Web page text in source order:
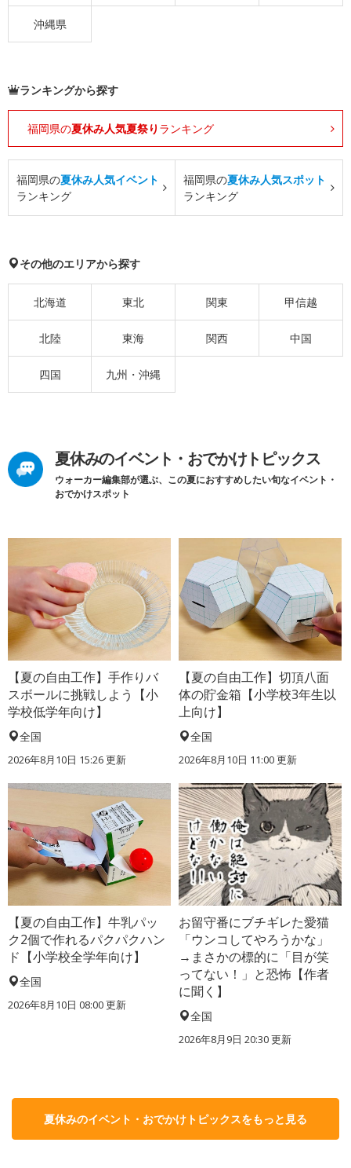
沖縄県
ランキングから探す
福岡県の夏休み人気夏祭り ランキング
福岡県の夏休み人気イベント
ランキング
福岡県の夏休み人気スポット
ランキング
その他のエリアから探す
北海道 東北 関東 甲信越
北陸 東海 関西 中国
四国 九州・沖縄
夏休みのイベント・おでかけトピックス
ウォーカー編集部が選ぶ、この夏におすすめしたい旬なイベント・
おでかけスポット
【夏の自由工作】手作りバ
スボールに挑戦しよう【小
学校低学年向け】
全国
2026年8月10日 15:26更新
【夏の自由工作】切頂八面
体の貯金箱【小学校3年生以
上向け】
全国
2026年8月10日 11:00更新
【夏の自由工作】牛乳パッ
ク2個で作れるパクパクハン
ド【小学校全学年向け】
全国
2026年8月10日 08:00更新
お留守番にブチギレた愛猫
「ウンコしてやろうかな」
→まさかの標的に「目が笑
ってない！」と恐怖【作者
に聞く】
全国
2026年8月9日 20:30更新
夏休みのイベント・おでかけトピックスをもっと見る